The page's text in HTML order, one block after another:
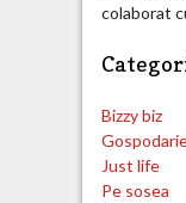
colaborat
Bizzy biz
Just life
Pe sosea